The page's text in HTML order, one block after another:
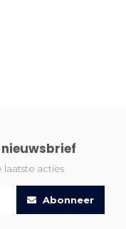
acties
Abonneer